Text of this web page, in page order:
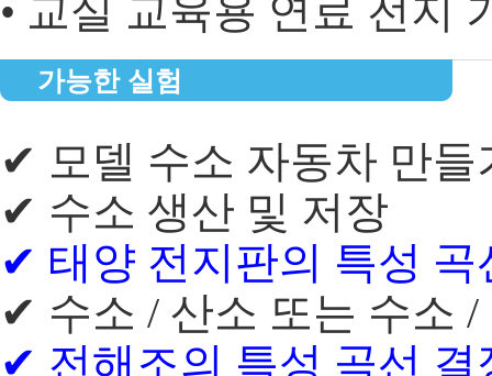
• 교실 교육용 연료 전지
가능한 실험
✔ 모델 수소 자동차 만들
✔ 수소 생산 및 저장
✔ 태양 전지판의 특성 곡
✔ 수소 / 산소 또는 수소 /
✔ 전해조의 특성 곡선 결